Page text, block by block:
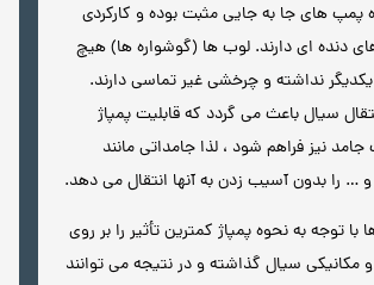
پمپ های جا به جایی مثبت بوده و کارکردی
دنده ای دارند. لوب ها (گوشواره ها) هیچ
نداشته و چرخشی غیر تماسی دارند.
سیال باعث می گردد که قابلیت پمپاژ
جامد نیز فراهم شود ، لذا جامداتی مانند
… را بدون آسیب زدن به آنها انتقال می دهد.
توجه به نحوه پمپاژ کمترین تأثیر را بر روی
سیال گذاشته و در نتیجه می توانند